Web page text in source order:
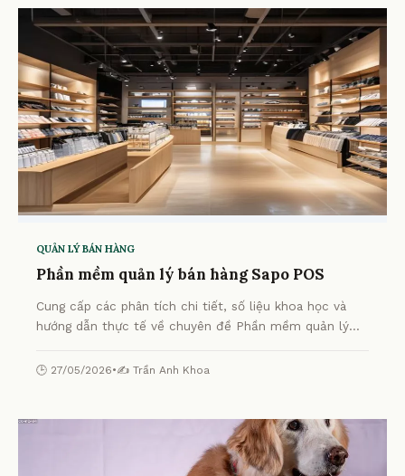
QUẢN LÝ BÁN HÀNG
Phần mềm quản lý bán hàng Sapo POS
Cung cấp các phân tích chi tiết, số liệu khoa học và
hướng dẫn thực tế về chuyên đề Phần mềm quản lý
🕒 27/05/2026•✍️ Trần Anh Khoa